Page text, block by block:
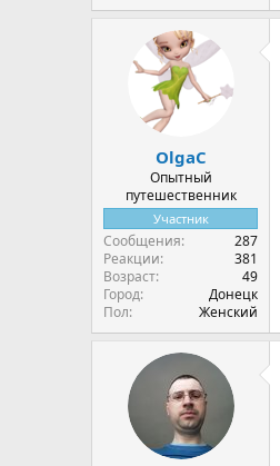
OlgaС
Опытный
путешественник
Участник
Сообщения
287
Реакции
381
Возраст
49
Город
Донецк
Пол
Женский